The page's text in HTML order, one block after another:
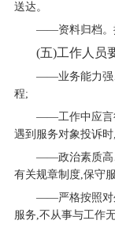
送达。
——资料归档。
(五)工作人员
——业务能力强
程;
——工作中应言
遇到服务对象投诉
——政治素质高
有关规章制度,保守
——严格按照对
服务,不从事与工作